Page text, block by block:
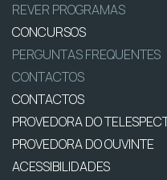
REVER PROGRAMAS
CONCURSOS
PERGUNTAS FREQUENTES
CONTACTOS
CONTACTOS
PROVEDORA DO
PROVEDORA DO OUVINTE
ACESSIBILIDADES